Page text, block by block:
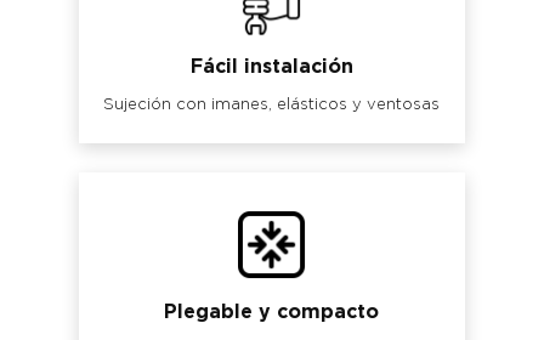
Fácil instalación
Sujeción con imanes, elásticos y ventosas
Plegable y compacto